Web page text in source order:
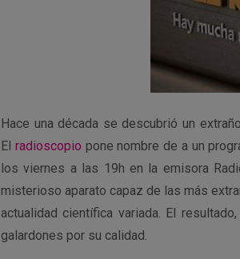
Hace una década se descubrió un
El radioscopio pone nombre de a un
los viernes a las 19h en la emisora
misterioso aparato capaz de las más
actualidad científica variada. El
galardones por su calidad.